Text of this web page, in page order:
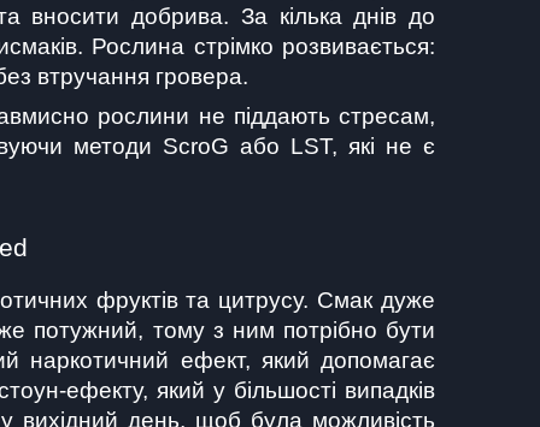
вносити добрива. За кілька днів до
Рослина стрімко розвивається:
втручання гровера.
рослини не піддають стресам,
методи ScroG або LST, які не є
фруктів та цитрусу. Смак дуже
потужний, тому з ним потрібно бути
наркотичний ефект, який допомагає
ефекту, який у більшості випадків
вихідний день, щоб була можливість